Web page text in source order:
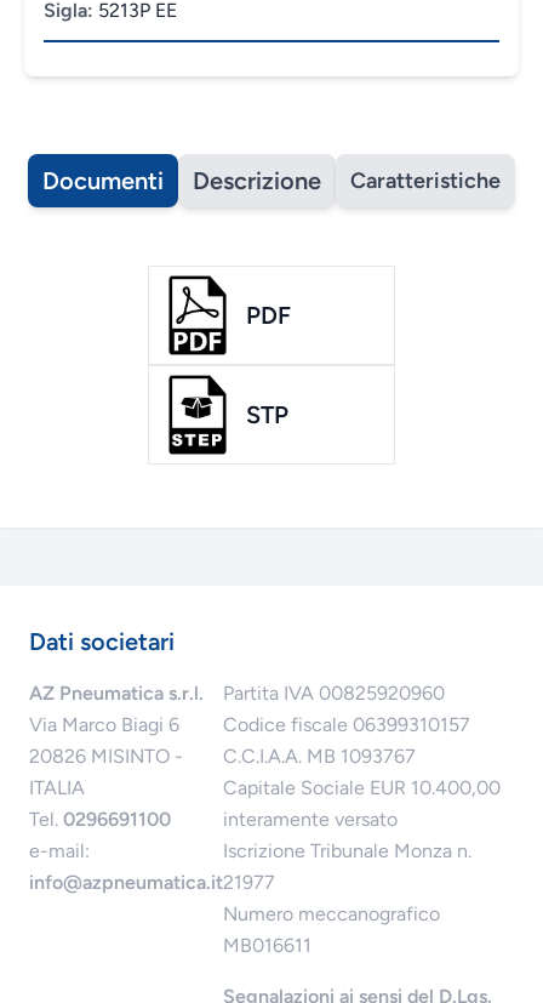
Sigla: 5213P EE
Documenti Descrizione Caratteristiche
PDF
STP
Dati societari
AZ Pneumatica s.r.l.
Via Marco Biagi 6
20826 MISINTO -
ITALIA
Tel. 0296691100
e-mail:
info@azpneumatica.it
Partita IVA 00825920960
Codice fiscale 06399310157
C.C.I.A.A. MB 1093767
Capitale Sociale EUR 10.400,00
interamente versato
Iscrizione Tribunale Monza n.
21977
Numero meccanografico
MB016611
Segnalazioni ai sensi del D.Lgs.